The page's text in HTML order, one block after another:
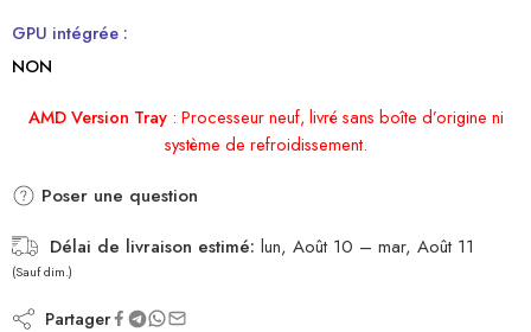
GPU intégrée :
NON
AMD Version Tray: Processeur neuf, livré sans boîte d’origine ni
système de refroidissement.
Poser une question
Délai de livraison estimé: lun, Août 10 – mar, Août 11
(Sauf dim.)
Partager